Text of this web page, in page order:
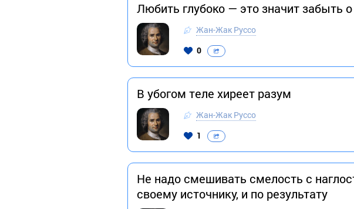
Любить глубоко — это значит забыть
Жан-Жак Руссо
0
В убогом теле хиреет разум
Жан-Жак Руссо
1
Не надо смешивать смелость с
своему источнику, и по результату